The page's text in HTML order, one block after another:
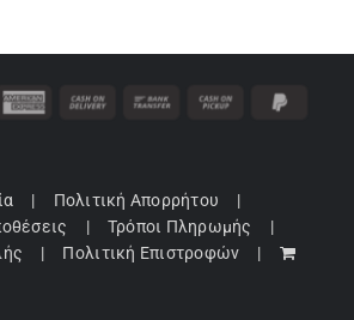
Πολιτική Απορρήτου
Τρόποι Πληρωμής
Πολιτική Επιστροφών